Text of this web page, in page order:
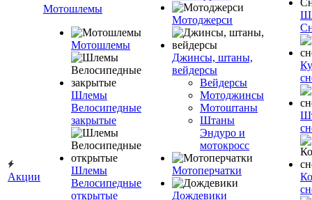
Акции
Мотошлемы
Мотошлемы
Шлемы
Велосипедные
закрытые
Шлемы
Велосипедные
открытые
Мотоджерси
Джинсы, штаны,
вейдерсы
Вейдерсы
Мотоджинсы
Мотоштаны
Штаны
Эндуро и
мотокросс
Мотоперчатки
Дождевики